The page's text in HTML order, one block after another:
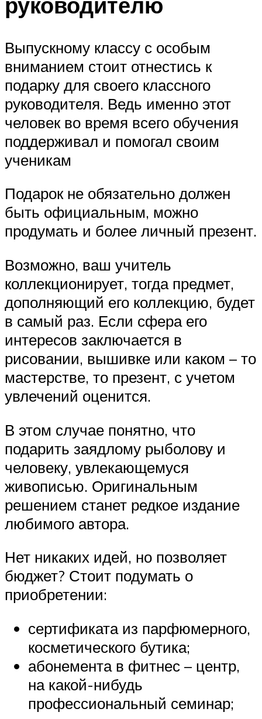
Выпускному классу с особым
вниманием стоит отнестись к
подарку для своего классного
руководителя. Ведь именно этот
человек во время всего обучения
поддерживал и помогал своим
ученикам
Подарок не обязательно должен
быть официальным, можно
продумать и более личный презент.
Возможно, ваш учитель
коллекционирует, тогда предмет,
дополняющий его коллекцию, будет
в самый раз. Если сфера его
интересов заключается в
рисовании, вышивке или каком – то
мастерстве, то презент, с учетом
увлечений оценится.
В этом случае понятно, что
подарить заядлому рыболову и
человеку, увлекающемуся
живописью. Оригинальным
решением станет редкое издание
любимого автора.
Нет никаких идей, но позволяет
бюджет? Стоит подумать о
приобретении:
сертификата из парфюмерного,
косметического бутика;
абонемента в фитнес – центр,
на какой-нибудь
профессиональный семинар;